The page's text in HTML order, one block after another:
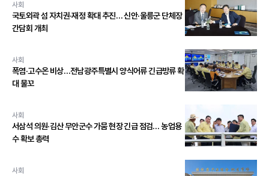
사회
국토외곽 섬 자치권·재정 확대 추진… 신안·울릉군 단체장
간담회 개최
사회
폭염·고수온 비상…전남광주특별시 양식어류 긴급방류 확
대 물꼬
사회
서삼석 의원·김산 무안군수 가뭄 현장 긴급 점검… 농업용
수 확보 총력
사회